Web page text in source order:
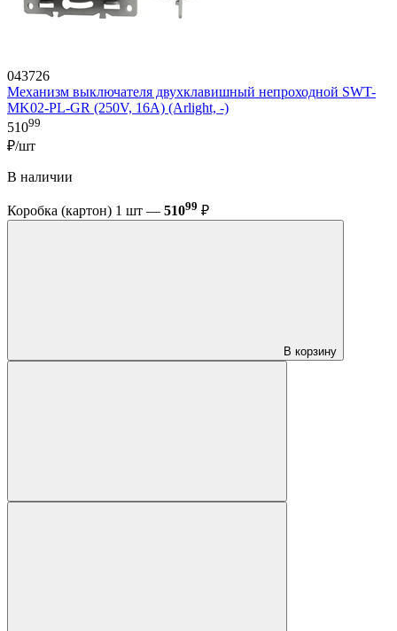
043726
Механизм выключателя двухклавишный непроходной SWT-
MK02-PL-GR (250V, 16A) (Arlight, -)
51099
₽/шт
В наличии
Коробка (картон) 1 шт — 51099 ₽
В корзину